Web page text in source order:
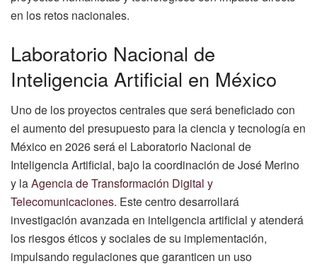
en los retos nacionales.
Laboratorio Nacional de
Inteligencia Artificial en México
Uno de los proyectos centrales que será beneficiado con
el aumento del presupuesto para la ciencia y tecnología en
México en 2026 será el Laboratorio Nacional de
Inteligencia Artificial, bajo la coordinación de José Merino
y laAgencia de Transformación Digital y
Telecomunicaciones. Este centro desarrollará
investigación avanzada en inteligencia artificial y atenderá
los riesgos éticos y sociales de su implementación,
impulsando regulaciones que garanticen un uso